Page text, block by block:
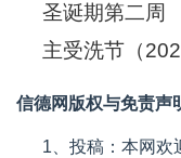
圣诞期第二周
主受洗节（
信德网版权与免责声
1、投稿：本网欢